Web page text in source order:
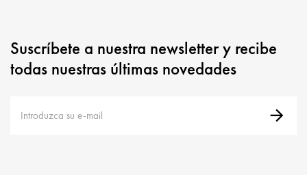
Suscríbete a nuestra newsletter y recibe
todas nuestras últimas novedades